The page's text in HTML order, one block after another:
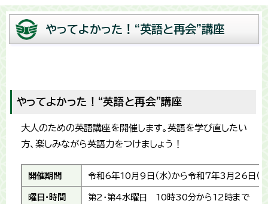
やってよかった！“英語と再会”講座
やってよかった！“英語と再会”講座
大人のための英語講座を開催します。英語を学び直したい
方、楽しみながら英語力をつけましょう！
開催期間 令和6年10月9日（水）から令和7年3月26日（水
曜日・時間 第2・第4水曜日 10時30分から12時まで